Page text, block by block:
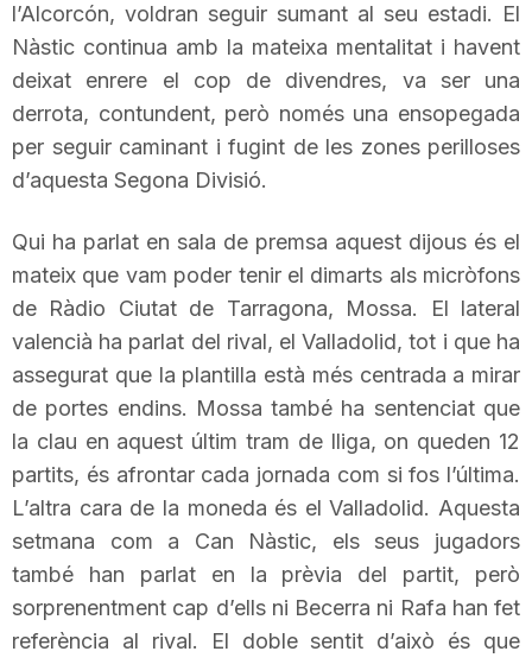
g
o
a
l’Alcorcón, voldran seguir sumant al seu estadi. El
Nàstic continua amb la mateixa mentalitat i havent
deixat enrere el cop de divendres, va ser una
derrota, contundent, però només una ensopegada
per seguir caminant i fugint de les zones perilloses
d’aquesta Segona Divisió.
Qui ha parlat en sala de premsa aquest dijous és el
mateix que vam poder tenir el dimarts als micròfons
de Ràdio Ciutat de Tarragona, Mossa. El lateral
valencià ha parlat del rival, el Valladolid, tot i que ha
assegurat que la plantilla està més centrada a mirar
de portes endins. Mossa també ha sentenciat que
la clau en aquest últim tram de lliga, on queden 12
partits, és afrontar cada jornada com si fos l’última.
L’altra cara de la moneda és el Valladolid. Aquesta
setmana com a Can Nàstic, els seus jugadors
també han parlat en la prèvia del partit, però
sorprenentment cap d’ells ni Becerra ni Rafa han fet
referència al rival. El doble sentit d’això és que